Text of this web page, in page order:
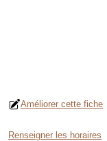
Améliorer cette fiche
Renseigner les horaires